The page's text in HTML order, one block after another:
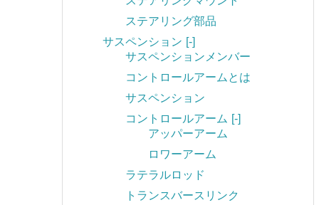
ステアリング部品
サスペンション [-]
サスペンションメンバー
コントロールアームとは
サスペンション
コントロールアーム [-]
アッパーアーム
ロワーアーム
ラテラルロッド
トランスバースリンク